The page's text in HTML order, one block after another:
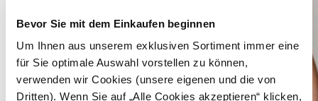
Bevor Sie mit dem Einkaufen beginnen
Um Ihnen aus unserem exklusiven Sortiment immer eine
für Sie optimale Auswahl vorstellen zu können,
verwenden wir Cookies (unsere eigenen und die von
Dritten). Wenn Sie auf „Alle Cookies akzeptieren“ klicken,